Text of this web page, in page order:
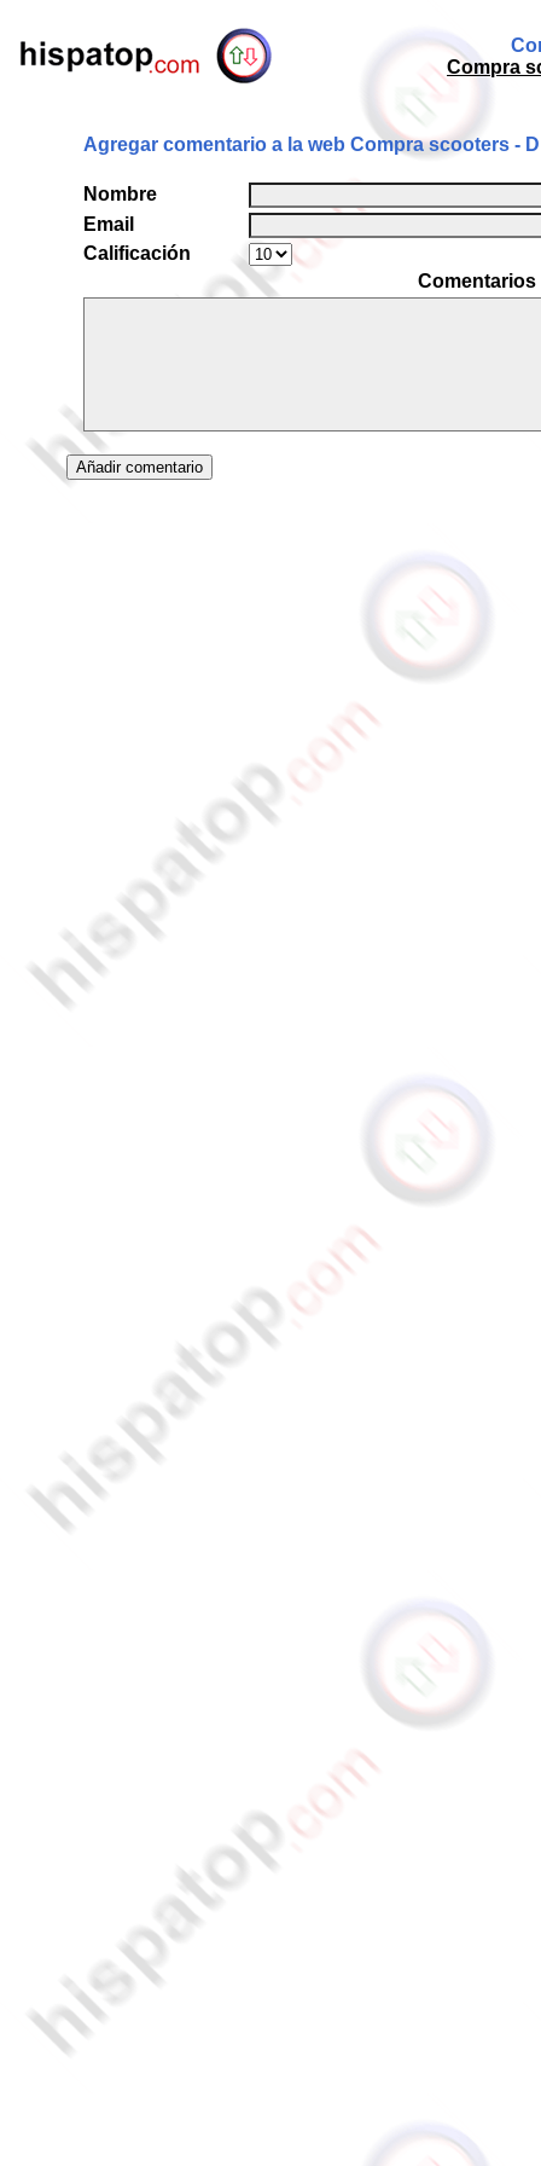
Compra
Agregar comentario a la web Compra scooters -
Nombre
Email
Calificación
Comentarios